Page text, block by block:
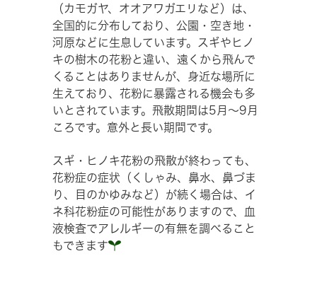
（カモガヤ、オオアワガエリなど）は、
全国的に分布しており、公園・空き地・
河原などに生息しています。スギやヒノ
キの樹木の花粉と違い、遠くから飛んで
くることはありませんが、身近な場所に
生えており、花粉に暴露される機会も多
いとされています。飛散期間は5月～9月
ころです。意外と長い期間です。
スギ・ヒノキ花粉の飛散が終わっても、
花粉症の症状（くしゃみ、鼻水、鼻づま
り、目のかゆみなど）が続く場合は、イ
ネ科花粉症の可能性がありますので、血
液検査でアレルギーの有無を調べること
もできます